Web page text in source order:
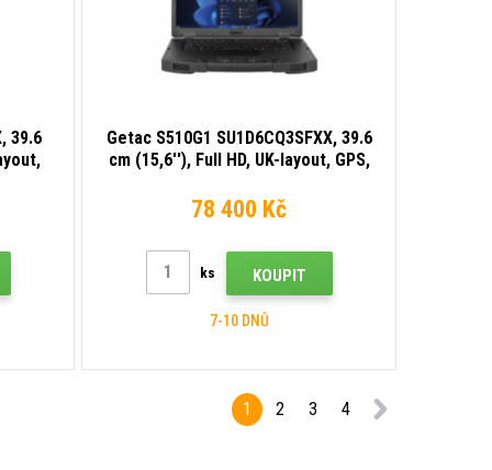
39.6
Getac S510G1 SU1D6CQ3SFXX, 39.6
cm (15,6''), Full HD, UK-layout, GPS,
SSD, Win. 11 Pro
78 400 Kč
ks KOUPIT
7-10 DNŮ
1 2 3 4